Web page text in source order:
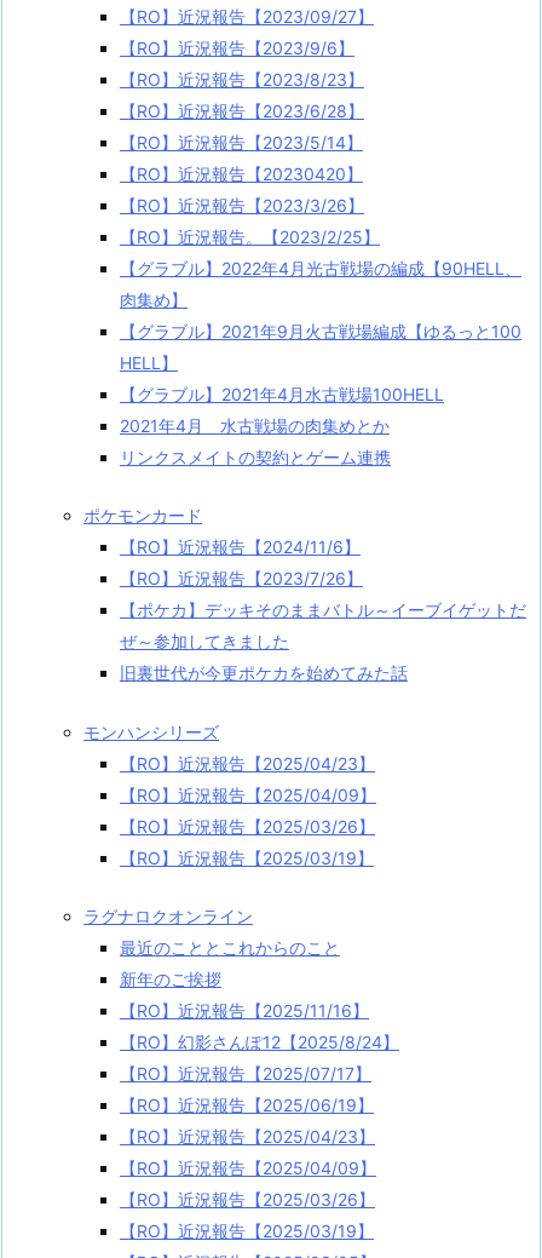
【RO】近況報告【2023/09/27】
【RO】近況報告【2023/9/6】
【RO】近況報告【2023/8/23】
【RO】近況報告【2023/6/28】
【RO】近況報告【2023/5/14】
【RO】近況報告【20230420】
【RO】近況報告【2023/3/26】
【RO】近況報告。【2023/2/25】
【グラブル】2022年4月光古戦場の編成【90HELL、
肉集め】
【グラブル】2021年9月火古戦場編成【ゆるっと100
HELL】
【グラブル】2021年4月水古戦場100HELL
2021年4月 水古戦場の肉集めとか
リンクスメイトの契約とゲーム連携
ポケモンカード
【RO】近況報告【2024/11/6】
【RO】近況報告【2023/7/26】
【ポケカ】デッキそのままバトル～イーブイゲットだ
ぜ～参加してきました
旧裏世代が今更ポケカを始めてみた話
モンハンシリーズ
【RO】近況報告【2025/04/23】
【RO】近況報告【2025/04/09】
【RO】近況報告【2025/03/26】
【RO】近況報告【2025/03/19】
ラグナロクオンライン
最近のこととこれからのこと
新年のご挨拶
【RO】近況報告【2025/11/16】
【RO】幻影さんぽ12【2025/8/24】
【RO】近況報告【2025/07/17】
【RO】近況報告【2025/06/19】
【RO】近況報告【2025/04/23】
【RO】近況報告【2025/04/09】
【RO】近況報告【2025/03/26】
【RO】近況報告【2025/03/19】